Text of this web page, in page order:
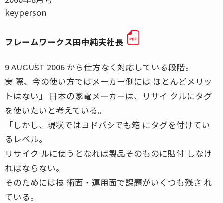
keyperson
フレームワークス田中純夫社長
9 AUGUST 2006 から仕方なく対応している段階。
実 際、今の使い方ではメーカー側には ほとんどメリッ
トはない」 ――日本の家電メーカーは、リサイ クルにタグ
を使いたいと考えている。
「しかし、現状ではヨドバシでも箱 にタグを付けてい
るレベル。
リサイク ルに使うとなれば製品そのものに貼付 しなけ
ればならない。
そのためには技 術面・運用面で課題がいくつも残さ れ
ている。